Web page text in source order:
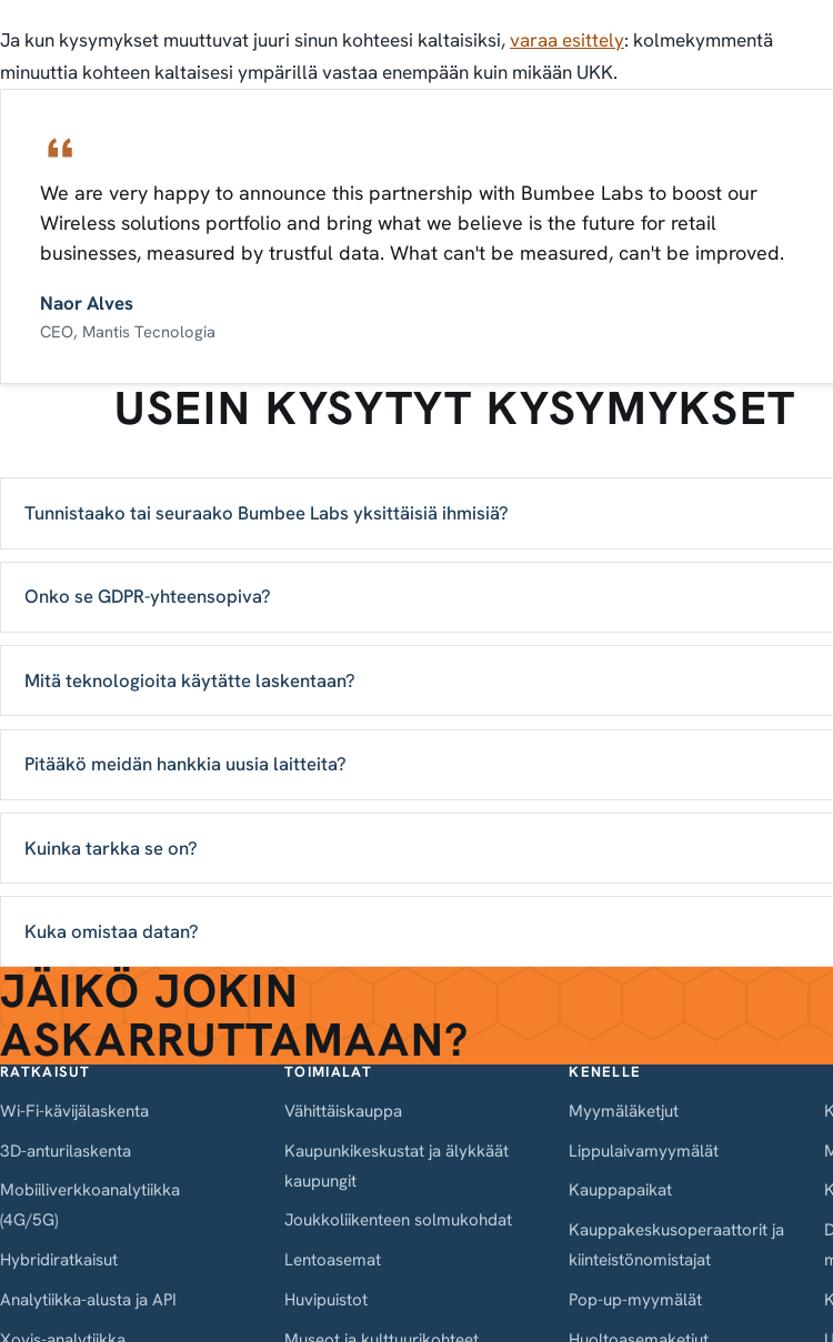
Ja kun kysymykset muuttuvat juuri sinun kohteesi kaltaisiksi,varaa esittely: kolmekymmentä
minuuttia kohteen kaltaisesi ympärillä vastaa enempään kuin mikään UKK.
We are very happy to announce this partnership with Bumbee Labs to boost our
Wireless solutions portfolio and bring what we believe is the future for retail
businesses, measured by trustful data. What can't be measured, can't be improved.
Naor Alves
CEO, Mantis Tecnologia
USEIN KYSYTYT KYSYMYKSET
Tunnistaako tai seuraako Bumbee Labs yksittäisiä ihmisiä?
Onko se GDPR-yhteensopiva?
Mitä teknologioita käytätte laskentaan?
Pitääkö meidän hankkia uusia laitteita?
Kuinka tarkka se on?
Kuka omistaa datan?
JÄIKÖ JOKIN
ASKARRUTTAMAAN?
RATKAISUT
Wi-Fi-kävijälaskenta
3D-anturilaskenta
Mobiiliverkkoanalytiikka
(4G/5G)
Hybridiratkaisut
Analytiikka-alusta ja API
TOIMIALAT
Vähittäiskauppa
Kaupunkikeskustat ja älykkäät
kaupungit
Joukkoliikenteen solmukohdat
Lentoasemat
Huvipuistot
KENELLE
Myymäläketjut
Lippulaivamyymälät
Kauppapaikat
Kauppakeskusoperaattorit ja
kiinteistönomistajat
Pop-up-myymälät